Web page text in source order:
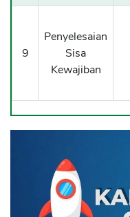
9
Penyelesaian
Sisa
Kewajiban